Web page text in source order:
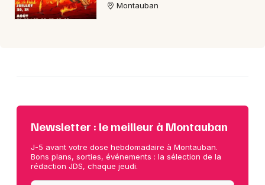
Montauban
Newsletter : le meilleur à Montauban
J-5 avant votre dose hebdomadaire à Montauban.
Bons plans, sorties, événements : la sélection de la
rédaction JDS, chaque jeudi.